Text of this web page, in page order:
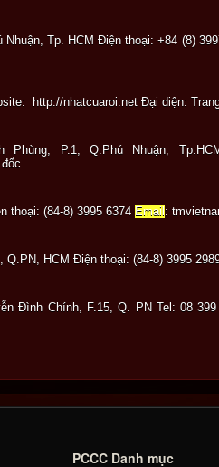
Tp. HCM Điện thoại: +84 (8)
http://nhatcuaroi.net Đại diện:
P.1, Q.Phú Nhuận,
thoại: (84-8) 3995 6374 Email :
HCM Điện thoại: (84-8) 3995
Đình Chính, F.15, Q. PN Tel: 08
PCCC Danh mục